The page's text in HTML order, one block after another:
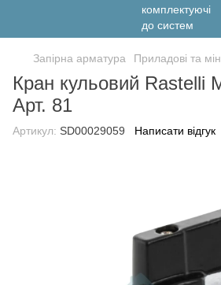
Запірна арматура Приладові та
Кран кульовий Rastelli
Арт. 81
Артикул: SD00029059 Написати відгук